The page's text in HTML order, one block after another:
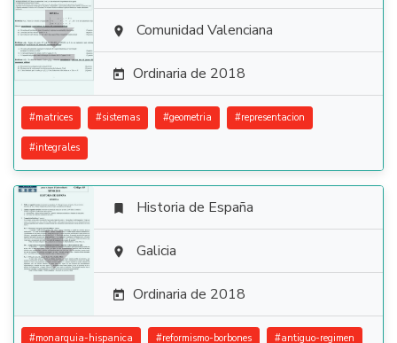
  Comunidad Valenciana
 Ordinaria de 2018
#matrices #sistemas #geometria #representacion
#integrales

 Historia de España
 Galicia
 Ordinaria de 2018
#monarquia-hispanica #reformismo-borbones #antiguo-regimen